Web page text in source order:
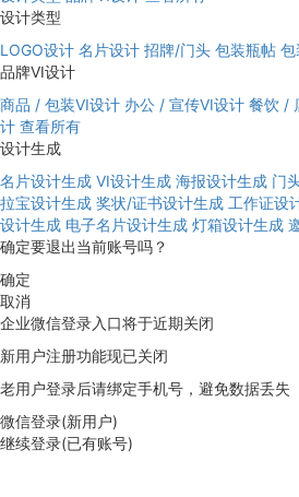
设计类型
LOGO设计 名片设计 招牌/门头 包装瓶帖 包
品牌VI设计
商品 / 包装VI设计 办公 / 宣传VI设计 餐饮 /
计 查看所有
设计生成
名片设计生成 VI设计生成 海报设计生成 门
拉宝设计生成 奖状/证书设计生成 工作证设
设计生成 电子名片设计生成 灯箱设计生成
确定要退出当前账号吗？
确定
取消
企业微信登录入口将于近期关闭
新用户注册功能现已关闭
老用户登录后请绑定手机号，避免数据丢失
微信登录(新用户)
继续登录(已有账号)